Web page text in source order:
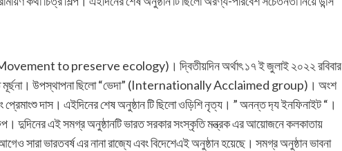
to preserve ecology)। দ্বিতীয়দিন অর্থাৎ ১৭ ই জুলাই ২০২২ রবিবার
মূর্ছনা। উপস্থাপনা ছিলো “ভেদা” (Internationally Acclaimed group)। অংশ
দাস। এইদিনের শেষ অনুষ্ঠান টি ছিলো ওড়িশি নৃত্য। ” অনন্ত দ‍্য ইনফিনাইট “।
দুদিনের এই সমগ্র অনুষ্ঠানটি ভারত সরকার সংস্কৃতি মন্ত্রক এর আয়োজনে কলকাতায়
সারা ভারতবর্ষ এর নানা রাজ্যে এবং বিদেশেএই অনুষ্ঠান হয়েছে। সমগ্র অনুষ্ঠান ভাবনা